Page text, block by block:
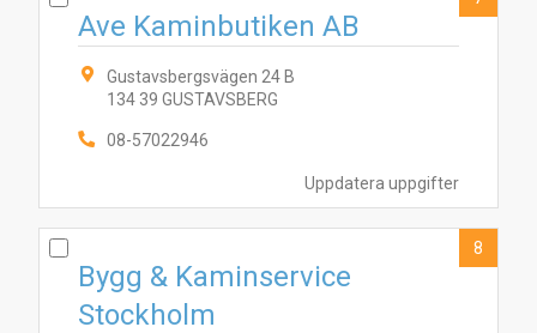
Uppdatera uppgifter
Ave Kaminbutiken AB
Gustavsbergsvägen 24 B
134 39 GUSTAVSBERG
08-57022946
Bygg & Kaminservice
Stockholm
8